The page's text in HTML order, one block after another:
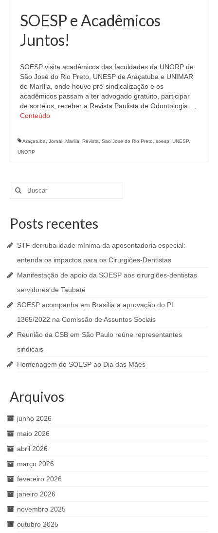
SOESP e Acadêmicos
Juntos!
SOESP visita acadêmicos das faculdades da UNORP de
São José do Rio Preto, UNESP de Araçatuba e UNIMAR
de Marília, onde houve pré-sindicalização e os
acadêmicos passam a ter advogado gratuito, participar
de sorteios, receber a Revista Paulista de Odontologia …
Conteúdo
Araçatuba Jornal Marilia Revista Sao Jose do Rio Preto soesp UNESP
UNORP
Buscar
por:
Posts recentes
STF derruba idade mínima da aposentadoria especial:
entenda os impactos para os Cirurgiões-Dentistas
Manifestação de apoio da SOESP aos cirurgiões-dentistas
servidores de Taubaté
SOESP acompanha em Brasília a aprovação do PL
1365/2022 na Comissão de Assuntos Sociais
Reunião da CSB em São Paulo reúne representantes
sindicais
Homenagem do SOESP ao Dia das Mães
Arquivos
junho 2026
maio 2026
abril 2026
março 2026
fevereiro 2026
janeiro 2026
novembro 2025
outubro 2025